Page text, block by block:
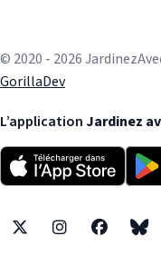
© 2020 - 2026
GorillaDev
L’application Jardinez
X InstagramFacebook